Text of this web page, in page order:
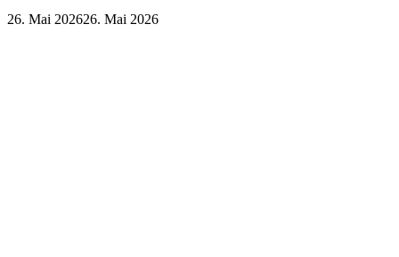
26. Mai 202626. Mai 2026